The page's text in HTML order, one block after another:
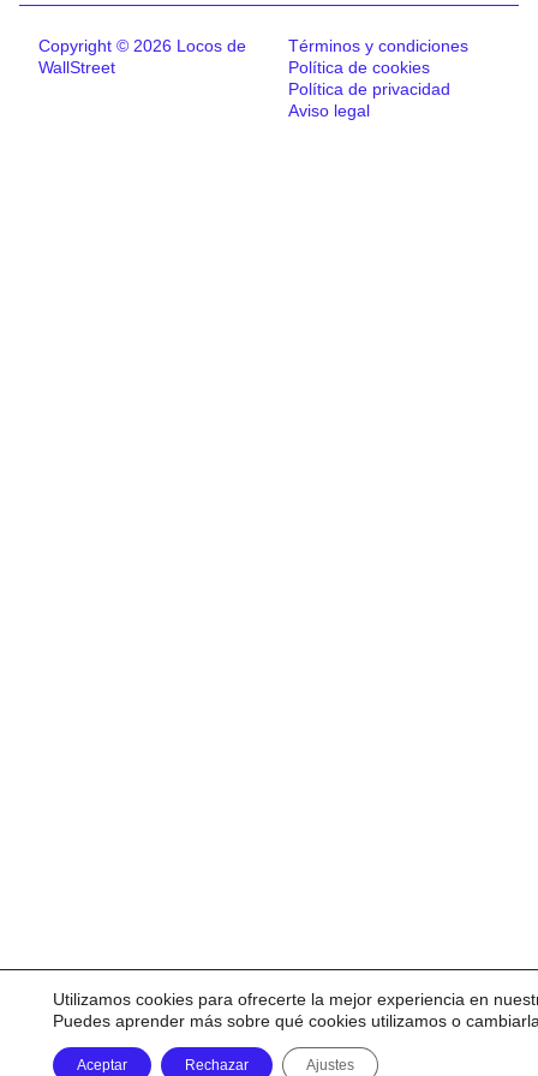
Copyright © 2026 Locos de
WallStreet
Términos y condiciones
Política de cookies
Política de privacidad
Aviso legal
Utilizamos cookies para ofrecerte la mejor experiencia en
Puedes aprender más sobre qué cookies utilizamos o
Aceptar Rechazar Ajustes